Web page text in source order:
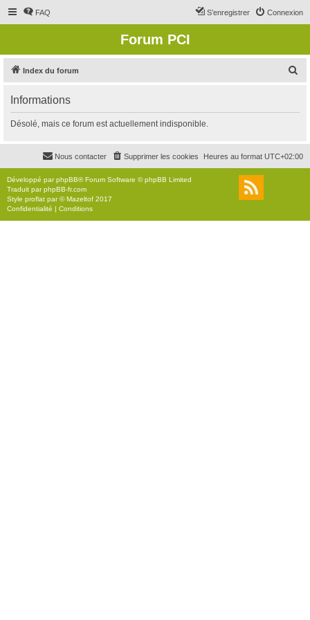
FAQ Connexion
S’enregistrer
Forum PCI
Index du forum
r
c
r
Informations
Désolé, mais ce forum est actuellement indisponible.
Heures au format UTC+02:00
Supprimer les cookies
Nous contacter
Développé parphpBB® Forum Software © phpBB Limited
Traduit parphpBB-fr.com
Style proflat par ©Mazeltof 2017
Confidentialité | Conditions